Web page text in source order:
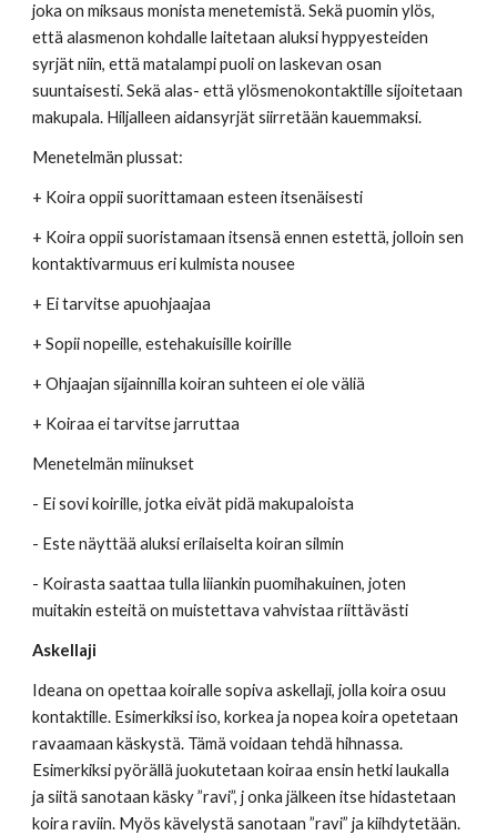
joka on miksaus monista menetemistä. Sekä puomin ylös,
että alasmenon kohdalle laitetaan aluksi hyppyesteiden
syrjät niin, että matalampi puoli on laskevan osan
suuntaisesti. Sekä alas- että ylösmenokontaktille sijoitetaan
makupala. Hiljalleen aidansyrjät siirretään kauemmaksi.
Menetelmän plussat:
+ Koira oppii suorittamaan esteen itsenäisesti
+ Koira oppii suoristamaan itsensä ennen estettä, jolloin sen
kontaktivarmuus eri kulmista nousee
+ Ei tarvitse apuohjaajaa
+ Sopii nopeille, estehakuisille koirille
+ Ohjaajan sijainnilla koiran suhteen ei ole väliä
+ Koiraa ei tarvitse jarruttaa
Menetelmän miinukset
- Ei sovi koirille, jotka eivät pidä makupaloista
- Este näyttää aluksi erilaiselta koiran silmin
- Koirasta saattaa tulla liiankin puomihakuinen, joten
muitakin esteitä on muistettava vahvistaa riittävästi
Askellaji
Ideana on opettaa koiralle sopiva askellaji, jolla koira osuu
kontaktille. Esimerkiksi iso, korkea ja nopea koira opetetaan
ravaamaan käskystä. Tämä voidaan tehdä hihnassa.
Esimerkiksi pyörällä juokutetaan koiraa ensin hetki laukalla
ja siitä sanotaan käsky ”ravi”, j onka jälkeen itse hidastetaan
koira raviin. Myös kävelystä sanotaan ”ravi” ja kiihdytetään.